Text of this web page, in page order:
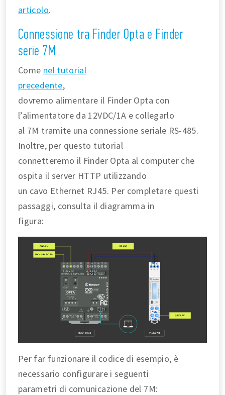
articolo.
Connessione tra Finder Opta e Finder
serie 7M
Come nel tutorial
precedente,
dovremo alimentare il Finder Opta con
l’alimentatore da 12VDC/1A e collegarlo
al 7M tramite una connessione seriale RS-485.
Inoltre, per questo tutorial
connetteremo il Finder Opta al computer che
ospita il server HTTP utilizzando
un cavo Ethernet RJ45. Per completare questi
passaggi, consulta il diagramma in
figura:
Per far funzionare il codice di esempio, è
necessario configurare i seguenti
parametri di comunicazione del 7M: